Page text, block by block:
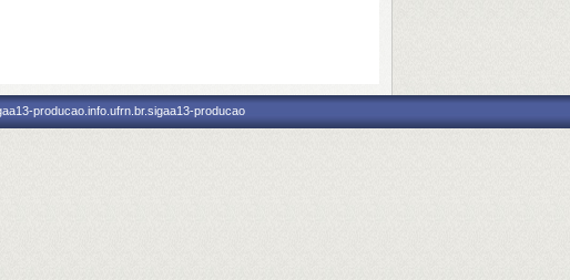
producao.info.ufrn.br.sigaa13-producao